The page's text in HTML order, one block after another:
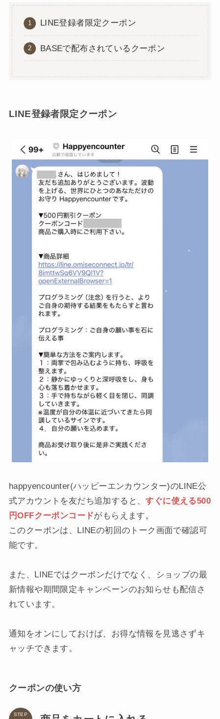
LINE登録者限定クーポン
BASEで配布されているクーポン
LINE登録者限定クーポン
happyencounter(ハッピーエンカウンター)のLINE公
式アカウントを友だち追加すると、すぐに使える500
円OFFクーポンコードがもらえます。
このクーポンは、LINEの初回のトーク画面で確認可
能です。
また、LINEではクーポンだけでなく、ショップの最
新情報や期間限定キャンペーンのお知らせも配信さ
れています。
通知をオンにしておけば、お得な情報を見逃さずキ
ャッチできます。
クーポンの使い方
STEP